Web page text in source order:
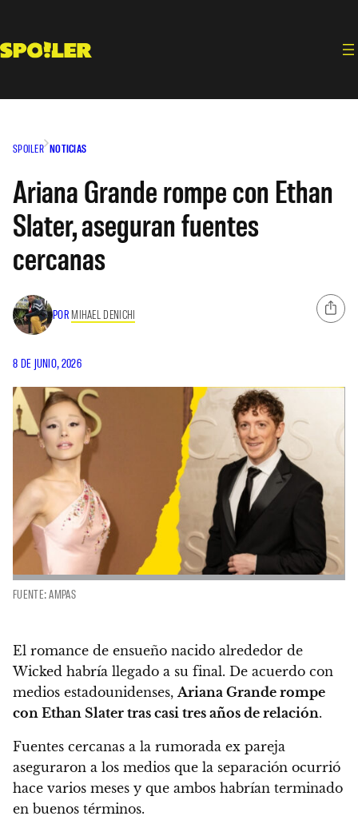
contenido
SPOILER NOTICIAS
Ariana Grande rompe con Ethan
Slater, aseguran fuentes
cercanas
POR MIHAEL DENICHI
8 DE JUNIO, 2026
FUENTE: AMPAS
El romance de ensueño nacido alrededor de
Wicked habría llegado a su final. De acuerdo con
medios estadounidenses, Ariana Grande rompe
con Ethan Slater tras casi tres años de relación.
Fuentes cercanas a la rumorada ex pareja
aseguraron a los medios que la separación ocurrió
hace varios meses y que ambos habrían terminado
en buenos términos.